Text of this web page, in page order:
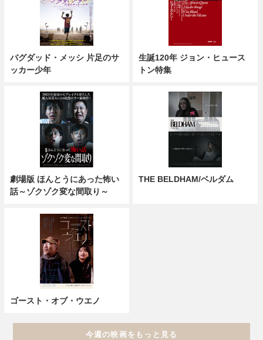
バグダッド・メッシ 片足のサ
ッカー少年
生誕120年 ジョン・ヒュース
トン特集
劇場版 ほんとうにあった怖い
話～ゾクゾク変な間取り～
THE BELDHAM/ベルダム
ゴースト・オブ・ウエノ
今週の映画をもっと見る